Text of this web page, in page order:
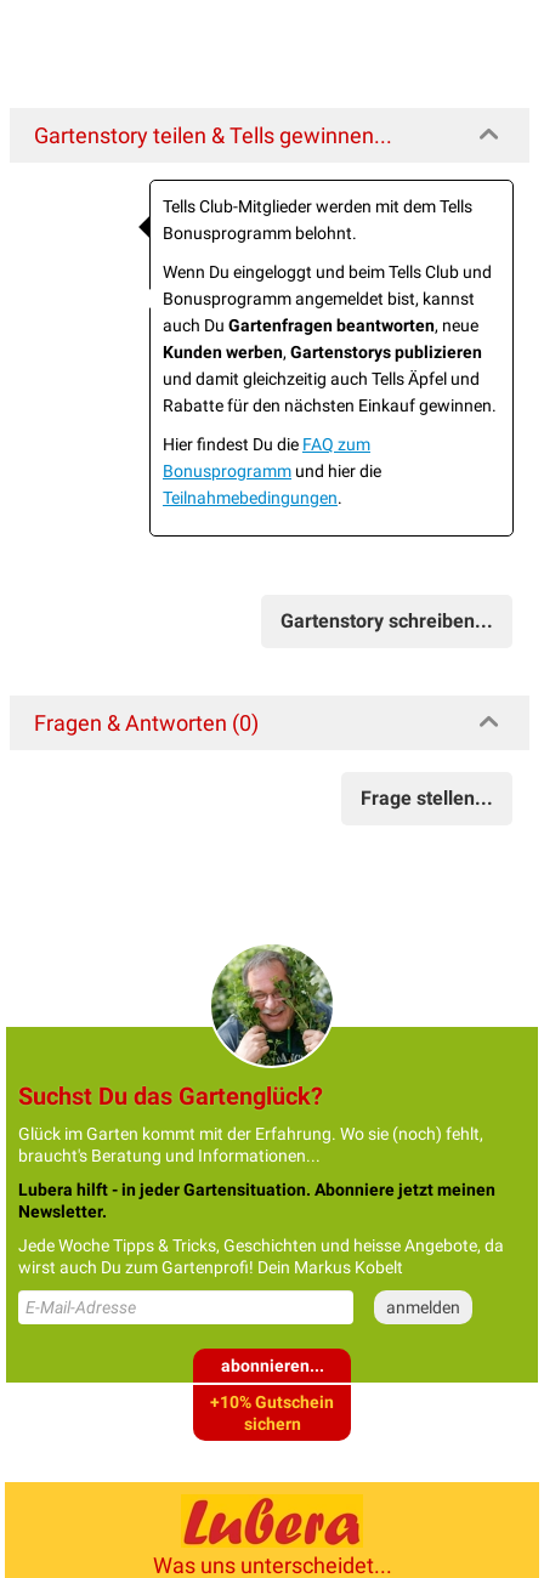
Gartenstory teilen & Tells gewinnen...
Tells Club-Mitglieder werden mit dem Tells
Bonusprogramm belohnt.
Wenn Du eingeloggt und beim Tells Club und
Bonusprogramm angemeldet bist, kannst
auch Du Gartenfragen beantworten, neue
Kunden werben, Gartenstorys publizieren
und damit gleichzeitig auch Tells Äpfel und
Rabatte für den nächsten Einkauf gewinnen.
Hier findest Du die FAQ zum
Bonusprogramm und hier die
Teilnahmebedingungen.
Gartenstory schreiben...
Fragen & Antworten (0)
Frage stellen...
Suchst Du das Gartenglück?
Glück im Garten kommt mit der Erfahrung. Wo sie (noch) fehlt,
braucht's Beratung und Informationen...
Lubera hilft - in jeder Gartensituation. Abonniere jetzt meinen
Newsletter.
Jede Woche Tipps & Tricks, Geschichten und heisse Angebote, da
wirst auch Du zum Gartenprofi! Dein Markus Kobelt
abonnieren...
+10% Gutschein
sichern
Was uns unterscheidet...